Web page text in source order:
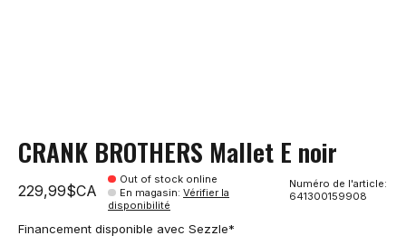
CRANK BROTHERS Mallet E noir
229,99$CA
Out of stock online
En magasin:Vérifier la
disponibilité
Numéro de l'article:
641300159908
Financement disponible avec Sezzle*